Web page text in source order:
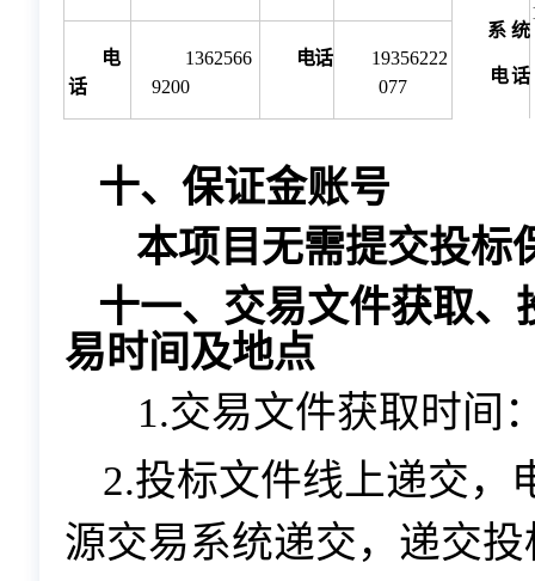
系 统
电话
电
话
1362566
9200
电话
19356222
077
十、保证金账号
本项目无需提交投标
十一、交易文件获取
易时间及地点
1.交易文件获取时间
2.投标文件线上递交，
源交易系统递交，递交投